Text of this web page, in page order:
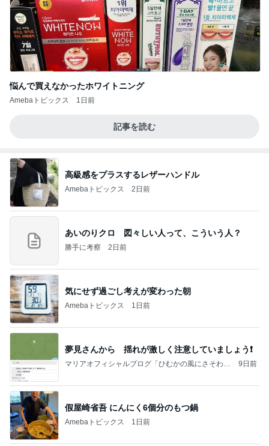
悩んで買えなかったホワイトニング
Amebaトピックス 1日前
記事を読む
高級感をプラスするレザーハンドル
Amebaトピックス 2日前
あいのりクロ 図々しい人って、こういう人？
勝手に考察 2日前
気にせず過ごし考えが変わった朝
Amebaトピックス 1日前
夢見さんから 揺れが激しく注意していましょう❗️
マリアオフィシャルブログ「ひむかの風にさそわれ
9日前
假屋崎省吾 にんにく6個分のもつ鍋
Amebaトピックス 1日前